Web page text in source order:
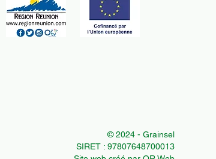
© 2024 - Grainsel
SIRET : 97807648700013